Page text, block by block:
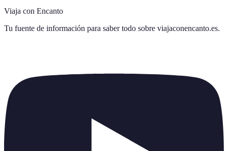
Viaja con Encanto
Tu fuente de información para saber todo sobre viajaconencanto.es.